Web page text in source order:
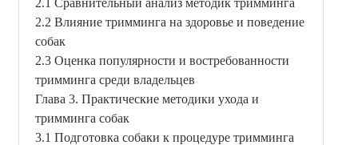
2.2 Влияние тримминга на здоровье и поведение
собак
2.3 Оценка популярности и востребованности
тримминга среди владельцев
Глава 3. Практические методики ухода и
тримминга собак
3.1 Подготовка собаки к процедуре тримминга